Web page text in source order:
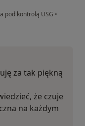
pod kontrolą USG •
za tak piękną
że czuje
na każdym